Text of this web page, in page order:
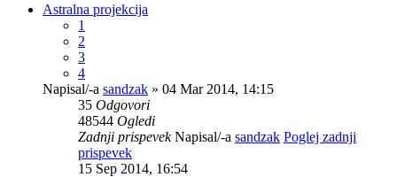
Astralna projekcija
1
2
3
4
Napisal/-a sandzak » 04 Mar 2014, 14:15
35 Odgovori
48544 Ogledi
Zadnji prispevekNapisal/-a sandzak Poglej zadnji
prispevek
15 Sep 2014, 16:54